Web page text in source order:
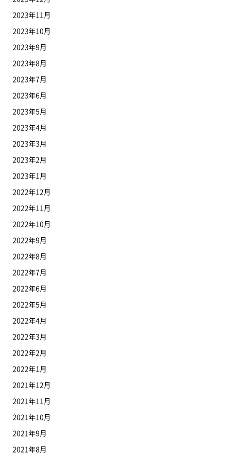
2023年11月
2023年10月
2023年9月
2023年8月
2023年7月
2023年6月
2023年5月
2023年4月
2023年3月
2023年2月
2023年1月
2022年12月
2022年11月
2022年10月
2022年9月
2022年8月
2022年7月
2022年6月
2022年5月
2022年4月
2022年3月
2022年2月
2022年1月
2021年12月
2021年11月
2021年10月
2021年9月
2021年8月